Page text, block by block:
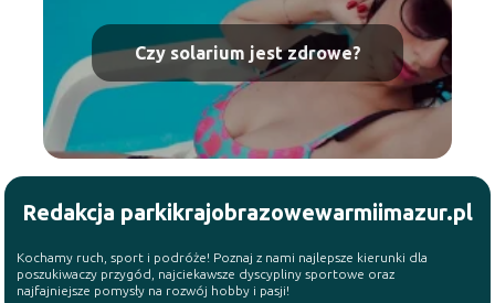
Czy solarium jest zdrowe?
Redakcja parkikrajobrazowewarmiimazur.pl
Kochamy ruch, sport i podróże! Poznaj z nami najlepsze kierunki dla
poszukiwaczy przygód, najciekawsze dyscypliny sportowe oraz
najfajniejsze pomysły na rozwój hobby i pasji!